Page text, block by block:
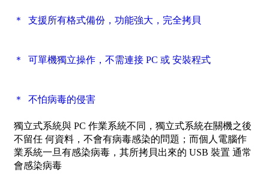
＊ 支援所有格式備份，功能強大，完全拷貝
＊ 可單機獨立操作，不需連接 PC 或 安裝程式
＊ 不怕病毒的侵害
獨立式系統與 PC 作業系統不同，獨立式系統在關機之後
不留任 何資料，不會有病毒感染的問題；而個人電腦作
業系統一旦有感染病毒，其所拷貝出來的 USB 裝置 通常
會感染病毒